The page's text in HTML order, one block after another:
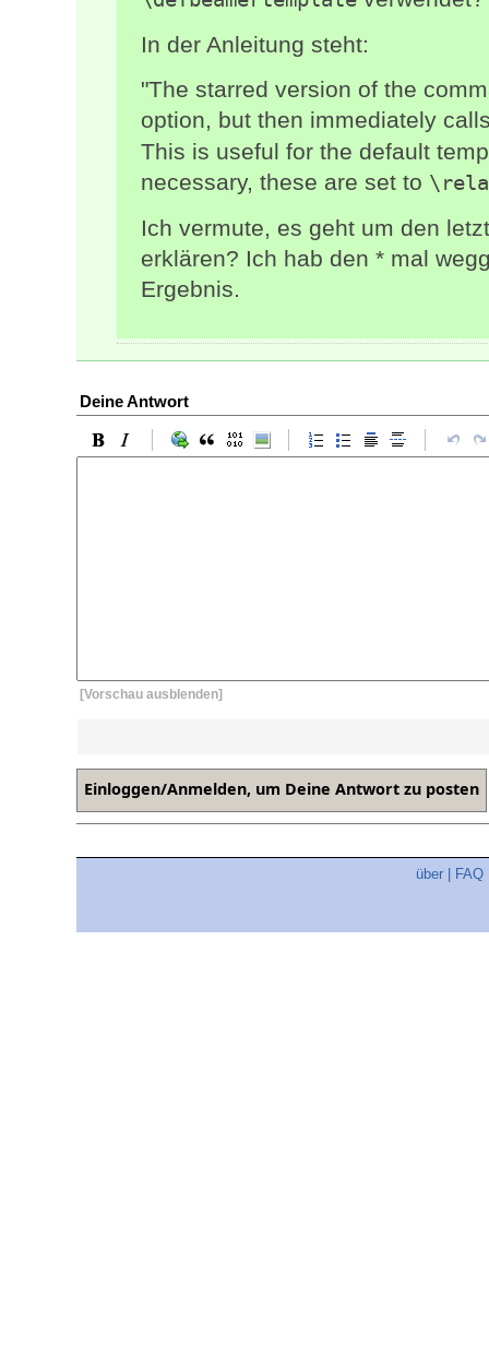
In der Anleitung steht:
"The starred version of the
option, but then immediately
This is useful for the default
necessary, these are set to
Ich vermute, es geht um den
erklären? Ich hab den * mal
Ergebnis.
Deine Antwort
[Vorschau ausblenden]
über FAQ